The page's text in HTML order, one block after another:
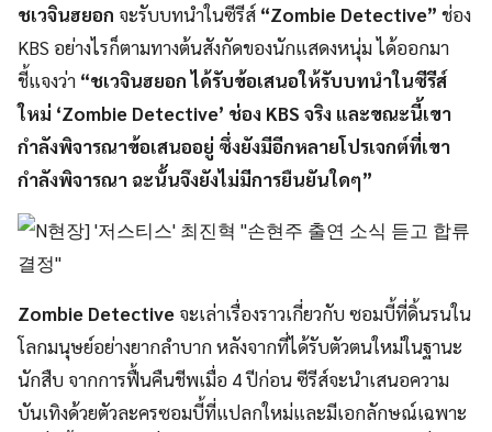
ชเวจินฮยอก จะรับบทนำในซีรีส์ “Zombie Detective” ช่อง
KBS อย่างไรก็ตามทางต้นสังกัดของนักแสดงหนุ่ม ได้ออกมา
ชี้แจงว่า “ชเวจินฮยอก ได้รับข้อเสนอให้รับบทนำในซีรีส์
ใหม่ ‘Zombie Detective’ ช่อง KBS จริง และขณะนี้เขา
กำลังพิจารณาข้อเสนออยู่ ซึ่งยังมีอีกหลายโปรเจกต์ที่เขา
กำลังพิจารณา ฉะนั้นจึงยังไม่มีการยืนยันใดๆ”
Zombie Detective จะเล่าเรื่องราวเกี่ยวกับ ซอมบี้ที่ดิ้นรนใน
โลกมนุษย์อย่างยากลำบาก หลังจากที่ได้รับตัวตนใหม่ในฐานะ
นักสืบ จากการฟื้นคืนชีพเมื่อ 4 ปีก่อน ซีรีส์จะนำเสนอความ
บันเทิงด้วยตัวละครซอมบี้ที่แปลกใหม่และมีเอกลักษณ์เฉพาะ